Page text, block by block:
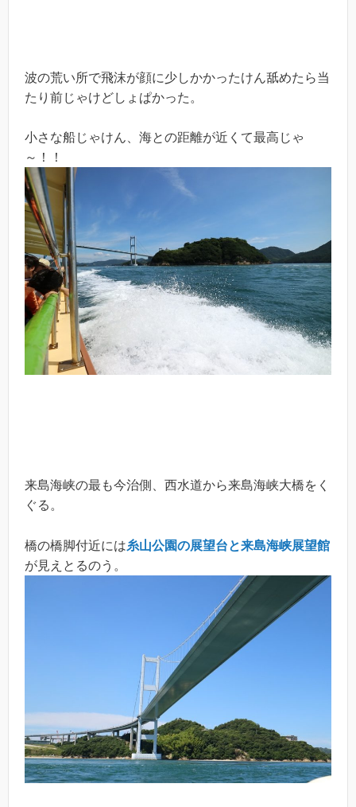
波の荒い所で飛沫が顔に少しかかったけん舐めたら当
たり前じゃけどしょぱかった。
小さな船じゃけん、海との距離が近くて最高じゃ
～！！
来島海峡の最も今治側、西水道から来島海峡大橋をく
ぐる。
橋の橋脚付近には糸山公園の展望台と来島海峡展望館
が見えとるのう。